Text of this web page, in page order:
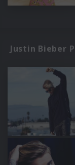
Justin Bieber